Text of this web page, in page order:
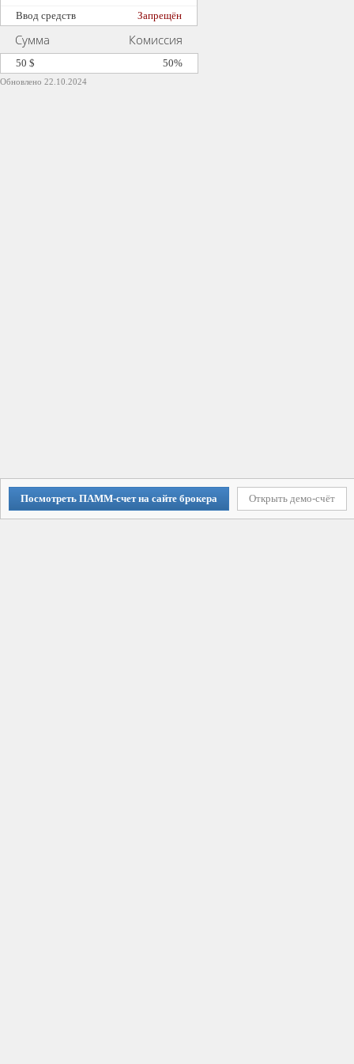
Ввод средств
Запрещён
Обновлено 22.10.2024
Сумма Комиссия
50 $ 50%
Посмотреть ПАММ-счет на сайте брокера Открыть демо-счёт